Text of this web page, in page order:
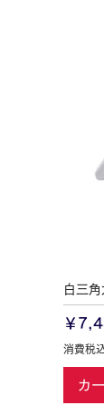
白三
価格
￥
消費税
カ